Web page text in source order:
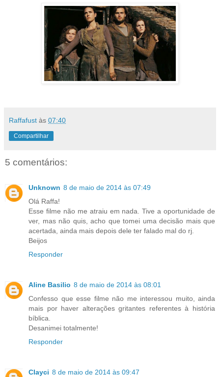
Raffafust às 07:40
Compartilhar
5 comentários:
Unknown 8 de maio de 2014 às 07:49
Olá Raffa!
Esse filme não me atraiu em nada. Tive a oportunidade de
ver, mas não quis, acho que tomei uma decisão mais que
acertada, ainda mais depois dele ter falado mal do rj.
Beijos
Responder
Aline Basilio 8 de maio de 2014 às 08:01
Confesso que esse filme não me interessou muito, ainda
mais por haver alterações gritantes referentes à história
bíblica.
Desanimei totalmente!
Responder
Clayci 8 de maio de 2014 às 09:47